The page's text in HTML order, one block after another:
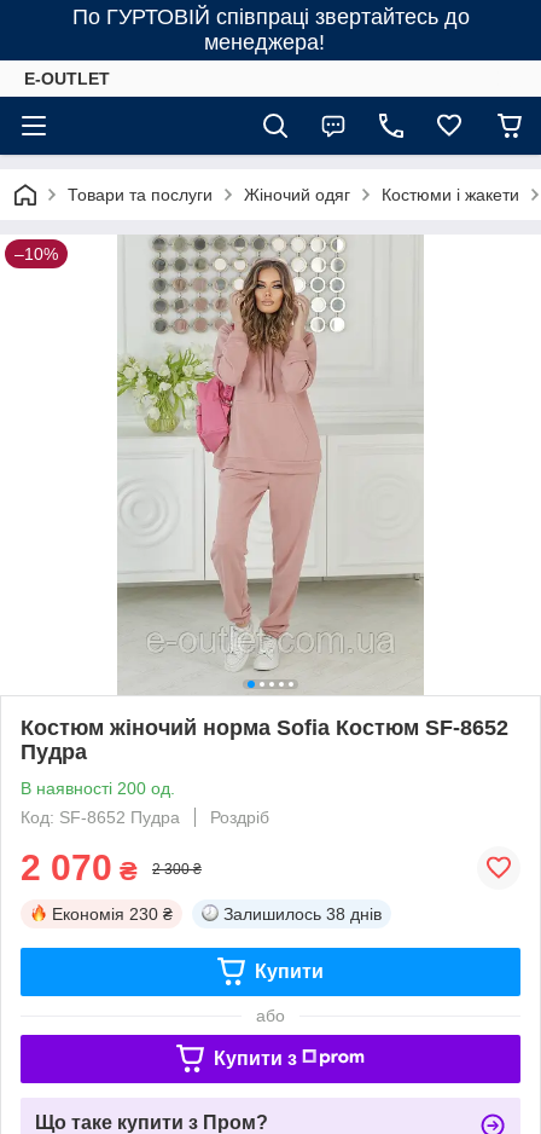
По ГУРТОВІЙ співпраці звертайтесь до
менеджера!
E-OUTLET
Товари та послуги Жіночий одяг Костюми і жакети
–10%
Костюм жіночий норма Sofia Костюм SF-8652
Пудра
В наявності 200 од.
Код: SF-8652 Пудра
Роздріб
2 070 ₴ 2 300 ₴
Економія 230 ₴ Залишилось 38 днів
Купити
або
Купити з
Що таке купити з Пром?